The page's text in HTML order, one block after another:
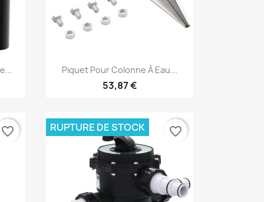
Aperçu rapide
Piquet Pour Colonne À Eau...
53,87 €
favorite_border RUPTURE DE STOCK favorite_border